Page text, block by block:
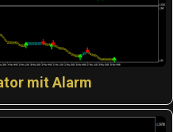
mit Alarm